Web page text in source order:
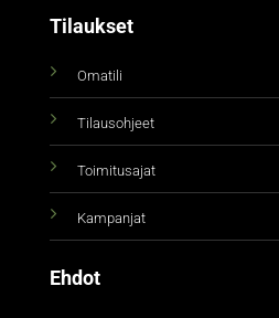
Tilaukset
Omatili
Tilausohjeet
Toimitusajat
Kampanjat
Ehdot